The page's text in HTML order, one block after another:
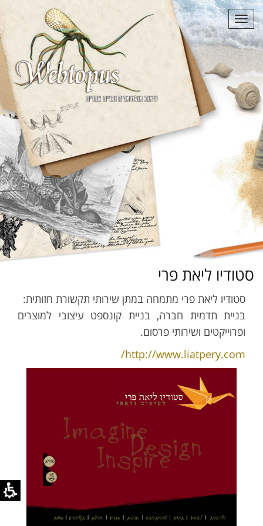
תפריט
סטודיו ליאת פרי
סטודיו ליאת פרי מתמחה במתן שירותי תקשורת חזותית:
בניית תדמית חברה, בניית קונספט עיצובי למוצרים
ופרוייקטים ושירותי פרסום.
http://www.liatpery.com/​